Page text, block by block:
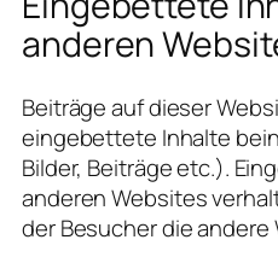
anderen
Beiträge auf dieser
eingebettete Inhalte
Bilder, Beiträge etc.).
anderen Websites
der Besucher die